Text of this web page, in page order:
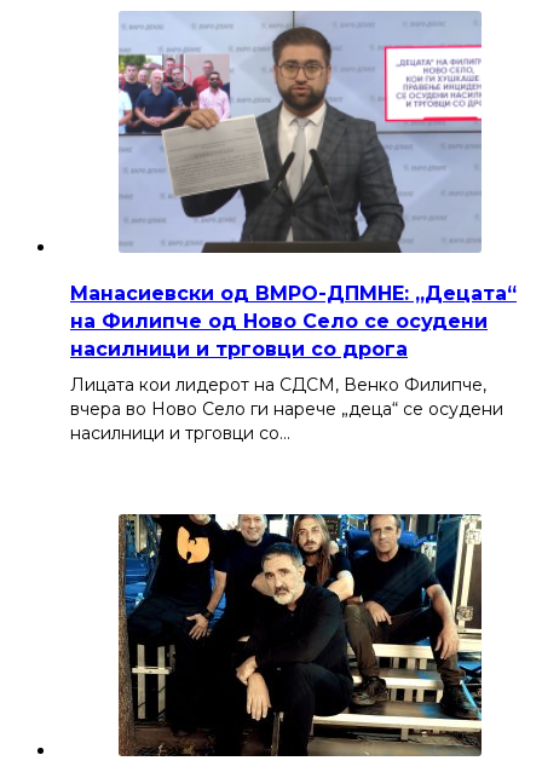
Манасиевски од ВМРО-ДПМНЕ: „Децата“
на Филипче од Ново Село се осудени
насилници и трговци со дрога
Лицата кои лидерот на СДСМ, Венко Филипче,
вчера во Ново Село ги нарече „деца“ се осудени
насилници и трговци со…